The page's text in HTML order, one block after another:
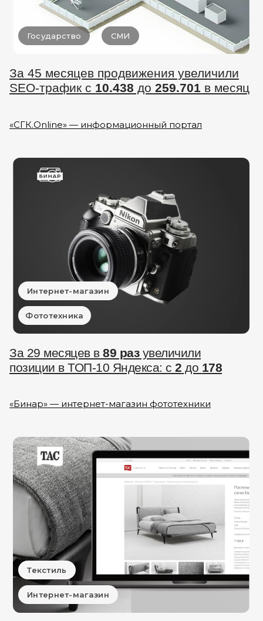
Интернет-магазин
Текстиль
За 45 месяцев продвижения увеличили
SEO-трафик с 10.438 до 259.701 в месяц
«СГК.Online» — информационный портал
Государство СМИ
За 29 месяцев в 89 разувеличили
позиции в ТОП-10 Яндекса: с 2 до 178
«Бинар» — интернет-магазин фототехники
Интернет-магазин
Фототехника